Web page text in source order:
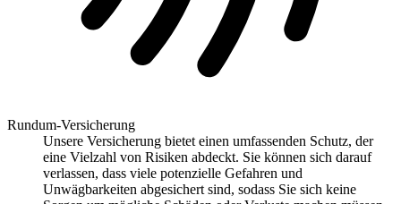
Rundum-Versicherung
Unsere Versicherung bietet einen umfassenden Schutz, der
eine Vielzahl von Risiken abdeckt. Sie können sich darauf
verlassen, dass viele potenzielle Gefahren und
Unwägbarkeiten abgesichert sind, sodass Sie sich keine